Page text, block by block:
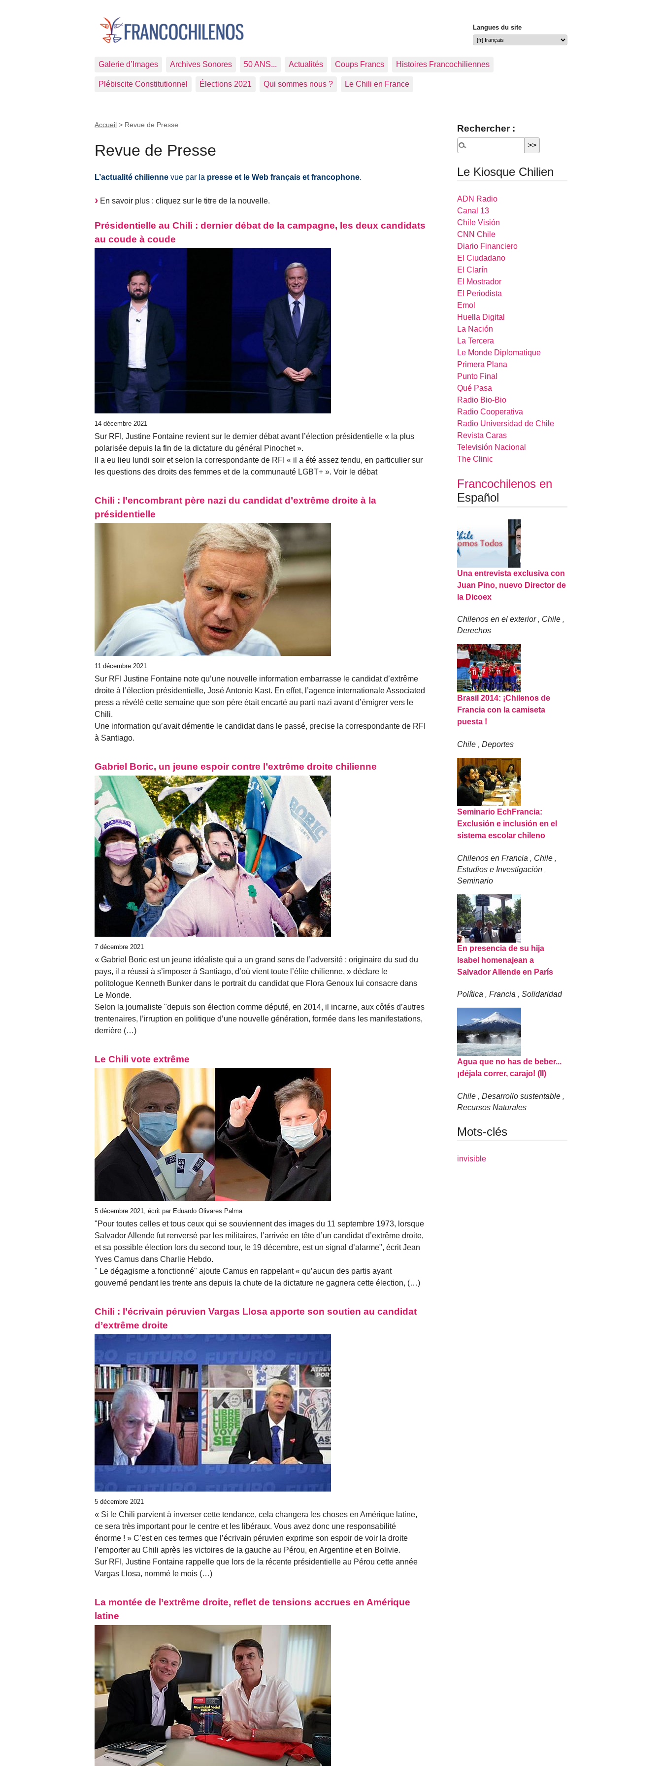
Langues du site
Galerie d’Images Archives Sonores 50 ANS... Actualités Coups Francs Histoires Francochiliennes
Plébiscite Constitutionnel Élections 2021 Qui sommes nous ? Le Chili en France
Accueil > Revue de Presse
Revue de Presse
L’actualité chilienne vue par la presse et le Web français et francophone.
En savoir plus : cliquez sur le titre de la nouvelle.
Présidentielle au Chili : dernier débat de la campagne, les deux candidats
au coude à coude
14 décembre 2021
Sur RFI, Justine Fontaine revient sur le dernier débat avant l’élection présidentielle « la plus
polarisée depuis la fin de la dictature du général Pinochet ».
Il a eu lieu lundi soir et selon la correspondante de RFI « il a été assez tendu, en particulier sur
les questions des droits des femmes et de la communauté LGBT+ ». Voir le débat
Chili : l’encombrant père nazi du candidat d’extrême droite à la
présidentielle
11 décembre 2021
Sur RFI Justine Fontaine note qu’une nouvelle information embarrasse le candidat d’extrême
droite à l’élection présidentielle, José Antonio Kast. En effet, l’agence internationale Associated
press a révélé cette semaine que son père était encarté au parti nazi avant d’émigrer vers le
Chili.
Une information qu’avait démentie le candidat dans le passé, precise la correspondante de RFI
à Santiago.
Gabriel Boric, un jeune espoir contre l’extrême droite chilienne
7 décembre 2021
« Gabriel Boric est un jeune idéaliste qui a un grand sens de l’adversité : originaire du sud du
pays, il a réussi à s’imposer à Santiago, d’où vient toute l’élite chilienne, » déclare le
politologue Kenneth Bunker dans le portrait du candidat que Flora Genoux lui consacre dans
Le Monde.
Selon la journaliste "depuis son élection comme député, en 2014, il incarne, aux côtés d’autres
trentenaires, l’irruption en politique d’une nouvelle génération, formée dans les manifestations,
derrière (…)
Le Chili vote extrême
5 décembre 2021, écrit par Eduardo Olivares Palma
"Pour toutes celles et tous ceux qui se souviennent des images du 11 septembre 1973, lorsque
Salvador Allende fut renversé par les militaires, l’arrivée en tête d’un candidat d’extrême droite,
et sa possible élection lors du second tour, le 19 décembre, est un signal d’alarme", écrit Jean
Yves Camus dans Charlie Hebdo.
" Le dégagisme a fonctionné" ajoute Camus en rappelant « qu’aucun des partis ayant
gouverné pendant les trente ans depuis la chute de la dictature ne gagnera cette élection, (…)
Chili : l’écrivain péruvien Vargas Llosa apporte son soutien au candidat
d’extrême droite
5 décembre 2021
« Si le Chili parvient à inverser cette tendance, cela changera les choses en Amérique latine,
ce sera très important pour le centre et les libéraux. Vous avez donc une responsabilité
énorme ! » C’est en ces termes que l’écrivain péruvien exprime son espoir de voir la droite
l’emporter au Chili après les victoires de la gauche au Pérou, en Argentine et en Bolivie.
Sur RFI, Justine Fontaine rappelle que lors de la récente présidentielle au Pérou cette année
Vargas Llosa, nommé le mois (…)
La montée de l’extrême droite, reflet de tensions accrues en Amérique
latine
Rechercher :
Le Kiosque Chilien
ADN Radio
Canal 13
Chile Visión
CNN Chile
Diario Financiero
El Ciudadano
El Clarín
El Mostrador
El Periodista
Emol
Huella Digital
La Nación
La Tercera
Le Monde Diplomatique
Primera Plana
Punto Final
Qué Pasa
Radio Bio-Bio
Radio Cooperativa
Radio Universidad de Chile
Revista Caras
Televisión Nacional
The Clinic
Francochilenos en
Español
Una entrevista exclusiva con
Juan Pino, nuevo Director de
la Dicoex
Chilenos en el exterior, Chile ,
Derechos
Brasil 2014: ¡Chilenos de
Francia con la camiseta
puesta !
Chile ,Deportes
Seminario EchFrancia:
Exclusión e inclusión en el
sistema escolar chileno
Chilenos en Francia Chile
Estudios e Investigación
Seminario
En presencia de su hija
Isabel homenajean a
Salvador Allende en París
Política ,Francia ,Solidaridad
Agua que no has de beber...
¡déjala correr, carajo! (II)
Chile ,Desarrollo sustentable
Recursos Naturales
Mots-clés
invisible